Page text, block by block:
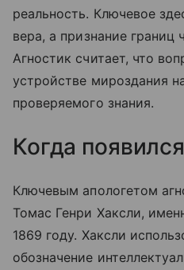
реальность. Ключевое
вера, а признание границ
Агностик считает, что
устройстве мироздания
проверяемого знания.
Когда
Ключевым апологетом
Томас Генри Хаксли,
1869 году. Хаксли
обозначение